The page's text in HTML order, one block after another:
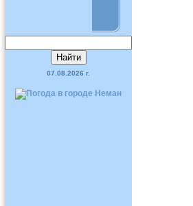
07.08.2026 г.